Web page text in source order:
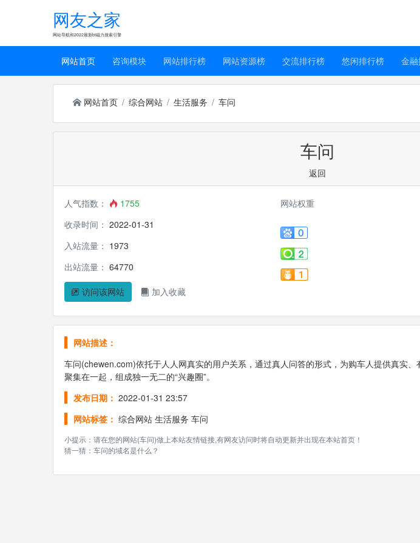
网友之家
网站导航和2022最新bt磁力搜索引擎
网站首页 咨询模块 网站排行榜 网站资源榜 交流排行榜 悠闲排行榜 金
网站首页 综合网站 生活服务 车问
车问
返回
人气指数：
1755
收录时间： 2022-01-31
入站流量： 1973
出站流量： 64770
访问该网站 加入收藏
网站权重
网站描述：
车问(chewen.com)依托于人人网真实的用户关系，通过真人问答的形式，为购车人提供真实
聚集在一起，组成独一无二的“兴趣圈”。
发布日期： 2022-01-31 23:57
网站标签： 综合网站 生活服务 车问
小提示：请在您的网站(车问)做上本站友情链接,有网友访问时将自动更新并出现在本站首页！
猜一猜：车问的域名是什么？